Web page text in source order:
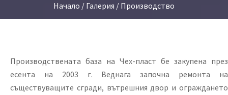
Начало / Галерия / Производство
Производствената база на Чех-пласт бе закупена през
есента на 2003 г. Веднага започна ремонта на
съществуващите сгради, вътрешния двор и ограждането